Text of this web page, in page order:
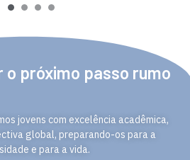
o próximo passo rumo
jovens com excelência acadêmica,
global, preparando-os para a
e para a vida.